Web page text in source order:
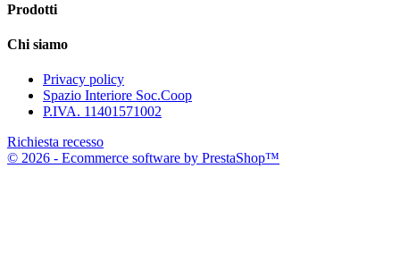
Prodotti
Chi siamo
Privacy policy
Spazio Interiore Soc.Coop
P.IVA. 11401571002
Richiesta recesso
© 2026 - Ecommerce software by PrestaShop™